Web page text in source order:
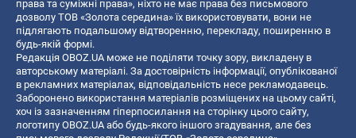
права та суміжні права», ніхто не має права без письмового
дозволу ТОВ «Золота середина» їх використовувати, вони не
підлягають подальшому відтворенню, перекладу, поширенню в
будь-якій формі.
Редакція OBOZ.UA може не поділяти точку зору, викладену в
авторському матеріалі. За достовірність інформації, опублікованої
в рекламних матеріалах, відповідальність несе рекламодавець.
Заборонено використання матеріалів розміщених на цьому сайті,
хоч із зазначенням гіперпосилання на сторінку цього сайту,
логотипу OBOZ.UA або будь-якого іншого згадування, але без